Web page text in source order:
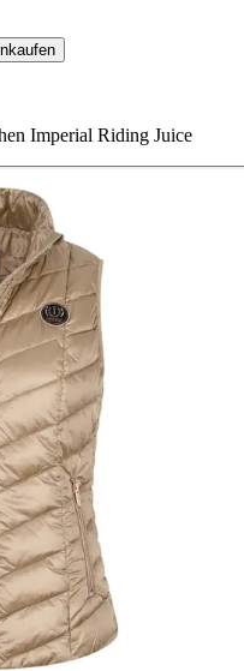
Imperial Riding Juice